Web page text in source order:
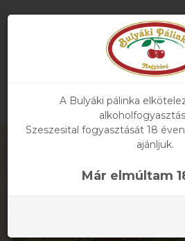
A Bulyáki pálinka
Szeszesital fogyasztását 18
ajánljuk.
Már elmúltam